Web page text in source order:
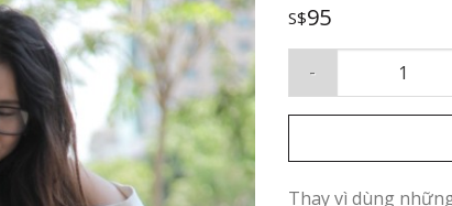
S$95
Thay vì dùng